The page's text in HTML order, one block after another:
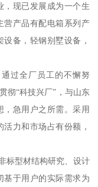
，现已发展成为一个生
营产品有配电箱系列产
备，轻钢别墅设备，
过全厂员工的不懈努
彻“科技兴厂”，与山东
，急用户之所需。采用
力和市场占有份额，
型材结构研究、设计
基于用户的实际需求为